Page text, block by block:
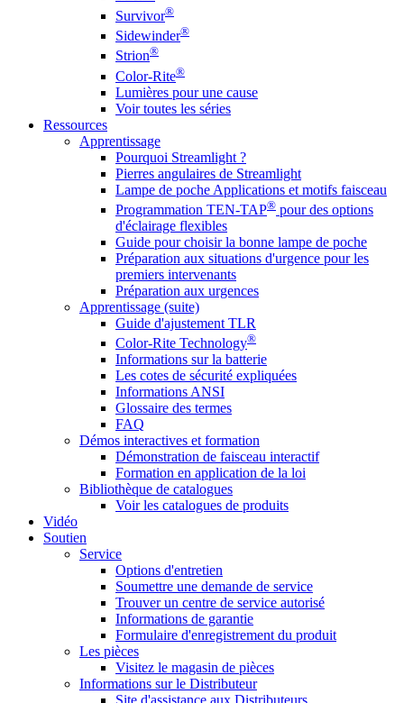
Survivor®
Sidewinder®
Strion®
Color-Rite®
Lumières pour une cause
Voir toutes les séries
Ressources
Apprentissage
Pourquoi Streamlight ?
Pierres angulaires de Streamlight
Lampe de poche Applications et motifs faisceau
Programmation TEN-TAP® pour des options
d'éclairage flexibles
Guide pour choisir la bonne lampe de poche
Préparation aux situations d'urgence pour les
premiers intervenants
Préparation aux urgences
Apprentissage (suite)
Guide d'ajustement TLR
Color-Rite Technology®
Informations sur la batterie
Les cotes de sécurité expliquées
Informations ANSI
Glossaire des termes
FAQ
Démos interactives et formation
Démonstration de faisceau interactif
Formation en application de la loi
Bibliothèque de catalogues
Voir les catalogues de produits
Vidéo
Soutien
Service
Options d'entretien
Soumettre une demande de service
Trouver un centre de service autorisé
Informations de garantie
Formulaire d'enregistrement du produit
Les pièces
Visitez le magasin de pièces
Informations sur le Distributeur